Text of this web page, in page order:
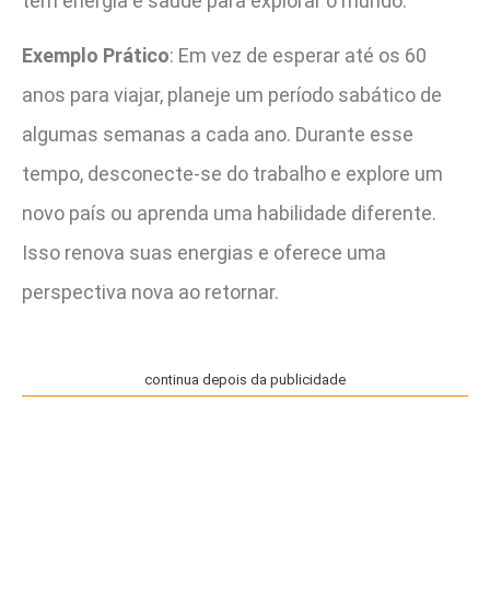
Exemplo Prático: Em vez de esperar até os 60
anos para viajar, planeje um período sabático de
algumas semanas a cada ano. Durante esse
tempo, desconecte-se do trabalho e explore um
novo país ou aprenda uma habilidade diferente.
Isso renova suas energias e oferece uma
perspectiva nova ao retornar.
continua depois da publicidade